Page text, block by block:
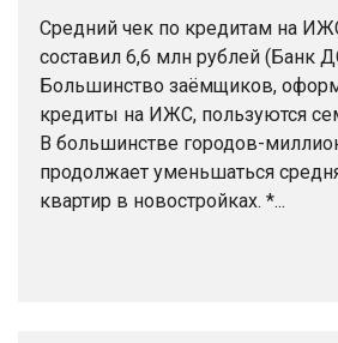
Средний чек по кредитам на
составил 6,6 млн рублей (Банк
Большинство заёмщиков,
кредиты на ИЖС, пользуются
В большинстве городов-
продолжает уменьшаться
квартир в новостройках. *...